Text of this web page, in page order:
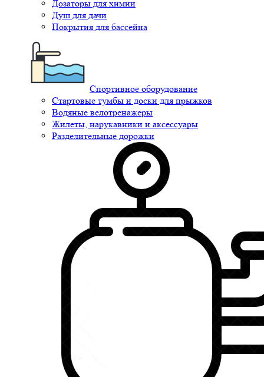
Дозаторы для химии
Душ для дачи
Покрытия для бассейна
Спортивное оборудование
Стартовые тумбы и доски для прыжков
Водяные велотренажеры
Жилеты, нарукавники и аксессуары
Разделительные дорожки